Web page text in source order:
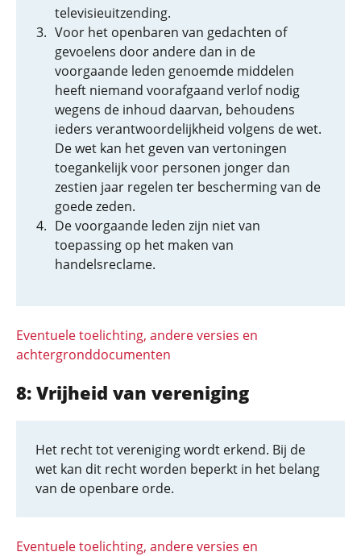
televisieuitzending.
Voor het openbaren van gedachten of
gevoelens door andere dan in de
voorgaande leden genoemde middelen
heeft niemand voorafgaand verlof nodig
wegens de inhoud daarvan, behoudens
ieders verantwoordelijkheid volgens de wet.
De wet kan het geven van vertoningen
toegankelijk voor personen jonger dan
zestien jaar regelen ter bescherming van de
goede zeden.
De voorgaande leden zijn niet van
toepassing op het maken van
handelsreclame.
Eventuele toelichting, andere versies en
achtergronddocumenten
8: Vrijheid van vereniging
Het recht tot vereniging wordt erkend. Bij de
wet kan dit recht worden beperkt in het belang
van de openbare orde.
Eventuele toelichting, andere versies en